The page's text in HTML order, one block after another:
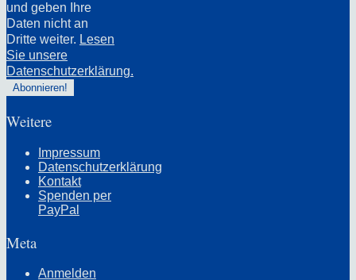
und geben Ihre
Daten nicht an
Dritte weiter. Lesen
Sie unsere
Datenschutzerklärung.
Weitere
Impressum
Datenschutzerklärung
Kontakt
Spenden per
PayPal
Meta
Anmelden